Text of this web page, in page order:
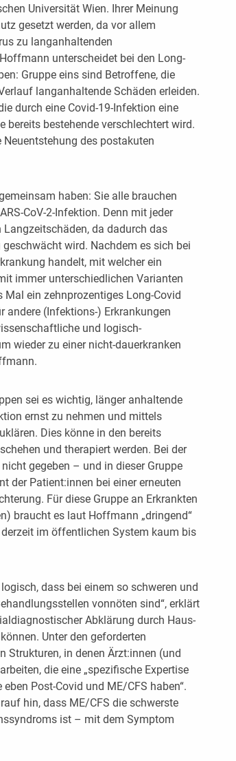
Universität Wien. Ihrer Meinung
gesetzt werden, da vor allem
zu langanhaltenden
unterscheidet bei den Long-
Gruppe eins sind Betroffene, die
langanhaltende Schäden erleiden.
durch eine Covid-19-Infektion eine
bereits bestehende verschlechtert wird.
des postakuten
haben: Sie alle brauchen
CoV-2-Infektion. Denn mit jeder
da dadurch das
wird. Nachdem es sich bei
handelt, mit welcher ein
immer unterschiedlichen Varianten
ein zehnprozentiges Long-Covid
(Infektions-) Erkrankungen
und logisch-
wieder zu einer nicht-dauerkranken
sei es wichtig, länger anhaltende
ernst zu nehmen und mittels
Dies könne in den bereits
und therapiert werden. Bei der
gegeben – und in dieser Gruppe
der Patient:innen bei einer erneuten
Für diese Gruppe an Erkrankten
braucht es laut Hoffmann „dringend“
im öffentlichen System kaum bis
dass bei einem so schweren und
vonnöten sind“, erklärt
Abklärung durch Haus-
Unter den geforderten
Strukturen, in denen Ärzt:innen (und
die eine „spezifische Expertise
Post-Covid und ME/CFS haben“.
hin, dass ME/CFS die schwerste
ist – mit dem Symptom